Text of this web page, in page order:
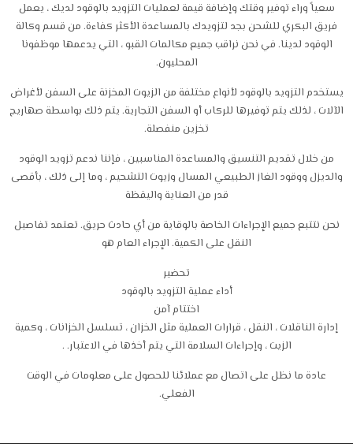
سعياً وراء توفير وقتك وإضافة قيمة لعمليات التزويد بالوقود لديك ، يعمل
فريق البكري للشحن بجد لتزويدك بالمساعدة الأكثر كفاءة. من قسم وكالة
الوقود لدينا. في نحن نراقب جميع مكالمات القبو ، التي يدعمها موظفونا
المحليون.
يستخدم التزويد بالوقود لأنواع مختلفة من الزيوت المخزنة على السفن لأغراض
الآلات ، لذلك يتم توفيرها للركاب أو السفن التجارية. يتم ذلك بواسطة صهاريج
تخزين منفصلة.
من خلال تقديم التنسيق والمساعدة المناسبين ، فإننا ندعم تزويد الوقود
والديزل ووقود الغاز الطبيعي المسال وزيوت التشحيم ، وما إلى ذلك ، بأقصى
قدر من العناية واليقظة
نحن نتتبع جميع الإجراءات الخاصة بالوقاية من أي حادث حريق. تعتمد تفاصيل
النقل على الكمية. الإجراء العام هو
تحضير
أداء عملية التزويد بالوقود
اختتام آمن
إدارة الناقلات ، النقل ، قرارات العملية مثل الخزان ، تسلسل الخزانات ، وكمية
الزيت ، وإجراءات السلامة التي يتم أخذها في الاعتبار. .
عادة ما نظل على اتصال مع عملائنا للحصول على معلومات في الوقت
الفعلي.